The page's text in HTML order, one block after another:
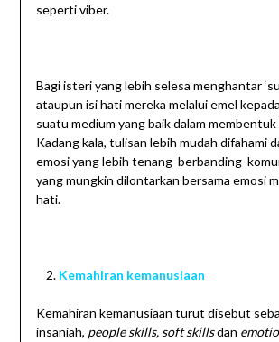
seperti viber.
Bagi isteri yang lebih selesa menghantar
ataupun isi hati mereka melalui emel
suatu medium yang baik dalam
Kadang kala, tulisan lebih mudah difahami
emosi yang lebih tenang berbanding
yang mungkin dilontarkan bersama emosi
hati.
Kemahiran kemanusiaan
Kemahiran kemanusiaan turut disebut
insaniah, people skills, soft skillsdan